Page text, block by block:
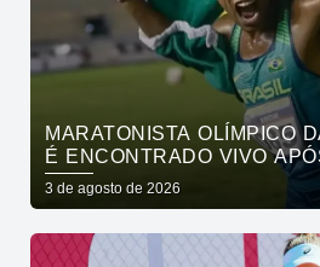
MARATONISTA OLÍMPICO
É ENCONTRADO VIVO
3 de agosto de 2026